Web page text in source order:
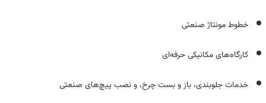
خطوط مونتاژ صنعتی
کارگاه‌های مکانیکی حرفه‌ای
خدمات جلوبندی، باز و بست چرخ، و نصب پیچ‌های صنعتی